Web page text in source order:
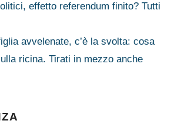
effetto referendum finito? Tutti
avvelenate, c’è la svolta: cosa
ricina. Tirati in mezzo anche